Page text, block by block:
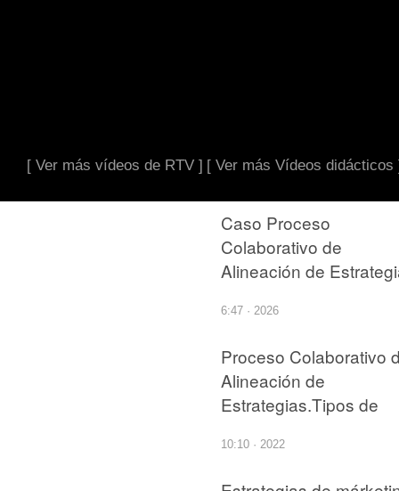
[ Ver más vídeos de RTV ] [ Ver más Vídeos didácticos
Caso Proceso
Colaborativo de
Alineación de
6:47 · 2026
Proceso Colaborativo
Alineación de
Estrategias.Tipos de
10:10 · 2022